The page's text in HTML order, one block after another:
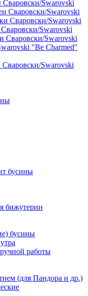
Swarovski
Сваровски/Swarovski
Сваровски/Swarovski
Swarovski
Сваровски/Swarovski
"Be Charmed"
Сваровски/Swarovski
бусины
бижутерии
бусины
работы
(для Пандора и др.)